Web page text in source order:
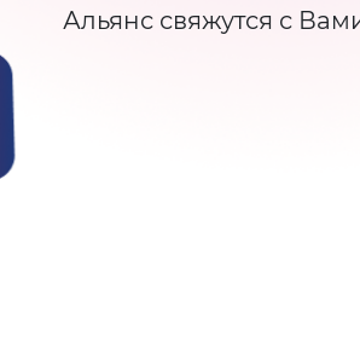
Альянс свяжутся с